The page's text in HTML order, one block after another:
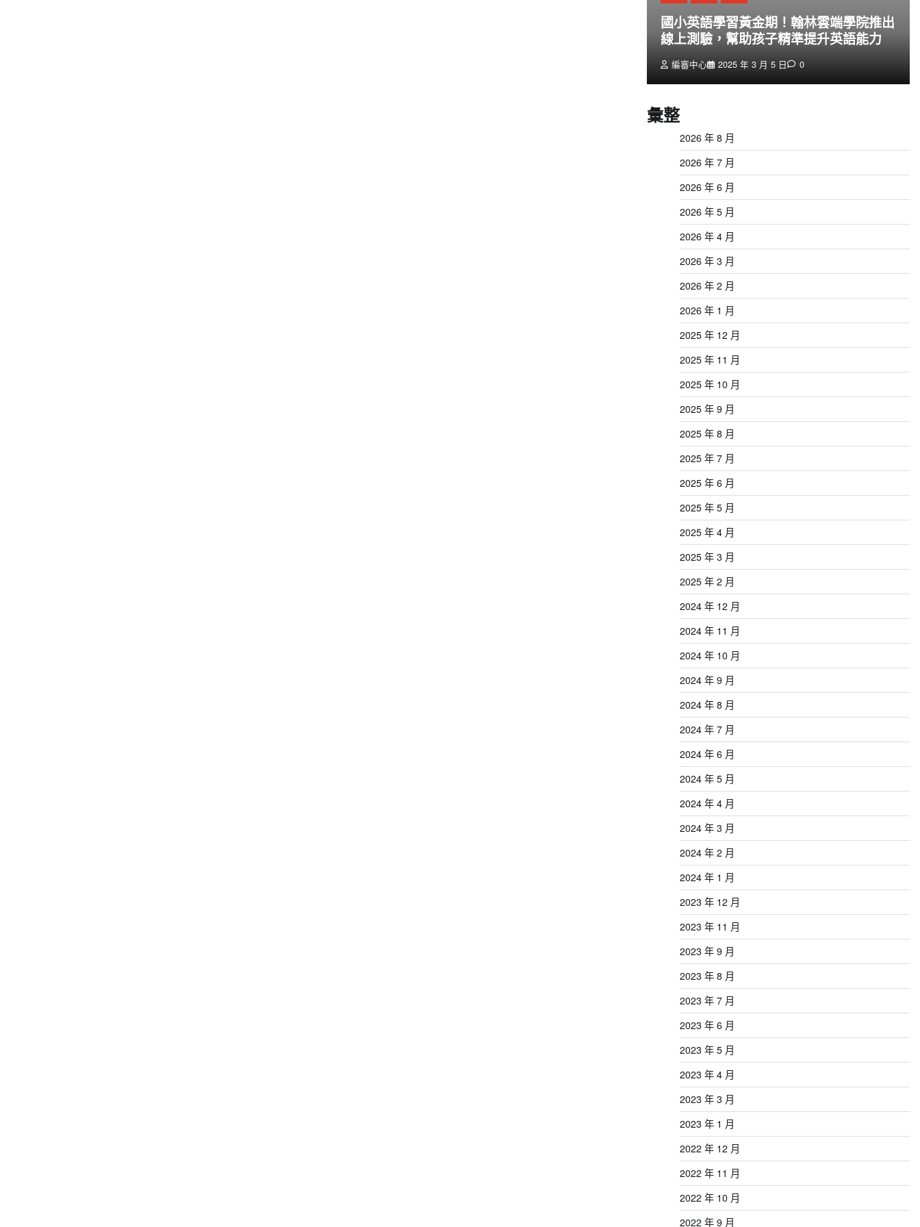
國小英語學習黃金期！翰林雲端學院推出
線上測驗，幫助孩子精準提升英語能力
編審中心 2025 年 3 月 5 日 0
彙整
2026 年 8 月
2026 年 7 月
2026 年 6 月
2026 年 5 月
2026 年 4 月
2026 年 3 月
2026 年 2 月
2026 年 1 月
2025 年 12 月
2025 年 11 月
2025 年 10 月
2025 年 9 月
2025 年 8 月
2025 年 7 月
2025 年 6 月
2025 年 5 月
2025 年 4 月
2025 年 3 月
2025 年 2 月
2024 年 12 月
2024 年 11 月
2024 年 10 月
2024 年 9 月
2024 年 8 月
2024 年 7 月
2024 年 6 月
2024 年 5 月
2024 年 4 月
2024 年 3 月
2024 年 2 月
2024 年 1 月
2023 年 12 月
2023 年 11 月
2023 年 9 月
2023 年 8 月
2023 年 7 月
2023 年 6 月
2023 年 5 月
2023 年 4 月
2023 年 3 月
2023 年 1 月
2022 年 12 月
2022 年 11 月
2022 年 10 月
2022 年 9 月